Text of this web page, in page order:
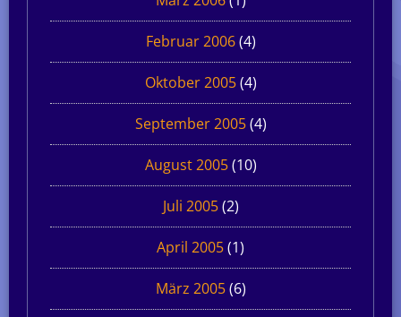
Februar 2006(4)
Oktober 2005(4)
September 2005(4)
August 2005(10)
Juli 2005(2)
April 2005(1)
März 2005(6)